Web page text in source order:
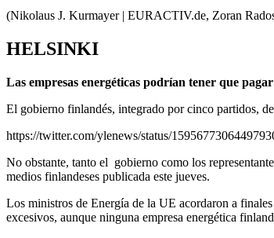
(Nikolaus J. Kurmayer | EURACTIV.de, Zoran
HELSINKI
Las empresas energéticas podrían tener que
El gobierno finlandés, integrado por cinco partidos,
https://twitter.com/ylenews/status/
No obstante, tanto el gobierno como los
medios finlandeses publicada este jueves.
Los ministros de Energía de la UE acordaron a
excesivos, aunque ninguna empresa energética